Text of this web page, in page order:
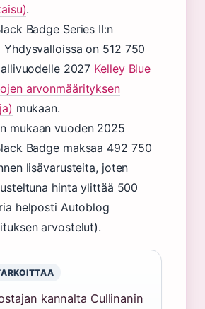
.
Badge Series II:n
Yhdysvalloissa on 512 750
2027 Kelley Blue
arvonmäärityksen
mukaan.
mukaan vuoden 2025
Badge maksaa 492 750
lisävarusteita, joten
hinta ylittää 500
helposti Autoblog
arvostelut).
kannalta Cullinanin